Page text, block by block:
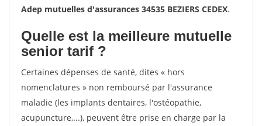
Adep mutuelles d'assurances 34535 BEZIERS CEDEX.
Quelle est la meilleure mutuelle
senior tarif ?
Certaines dépenses de santé, dites « hors
nomenclatures » non remboursé par l'assurance
maladie (les implants dentaires, l'ostéopathie,
acupuncture,...), peuvent être prise en charge par la